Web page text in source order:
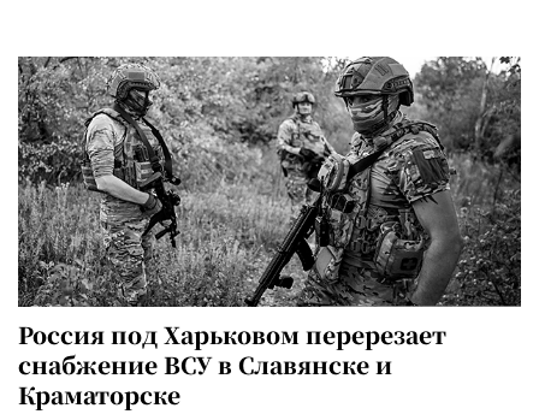
Россия под Харьковом перерезает
снабжение ВСУ в Славянске и
Краматорске